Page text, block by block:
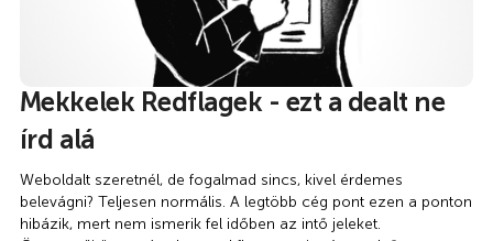
Mekkelek Redflagek - ezt a dealt ne
írd alá
Weboldalt szeretnél, de fogalmad sincs, kivel érdemes
belevágni? Teljesen normális. A legtöbb cég pont ezen a ponton
hibázik, mert nem ismerik fel időben az intő jeleket.